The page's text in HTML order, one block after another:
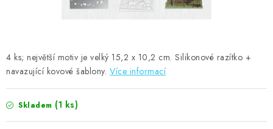
4 ks; největší motiv je velký 15,2 x 10,2 cm. Silikonové razítko +
navazující kovové šablony. Více informací
Skladem (1 ks)